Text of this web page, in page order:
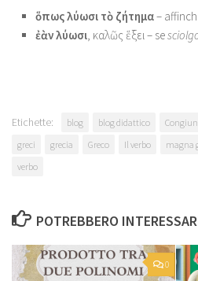
ὅπως λύωσι τὸ ζήτημα–
ἐὰν λύωσι , καλῶς ἕξει – se
Etichette: blog blog didattico
greci
grecia Greco Il verbo magna
verbo
POTREBBERO
0